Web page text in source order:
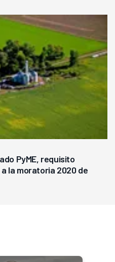
PyME, requisito
la moratoria 2020 de